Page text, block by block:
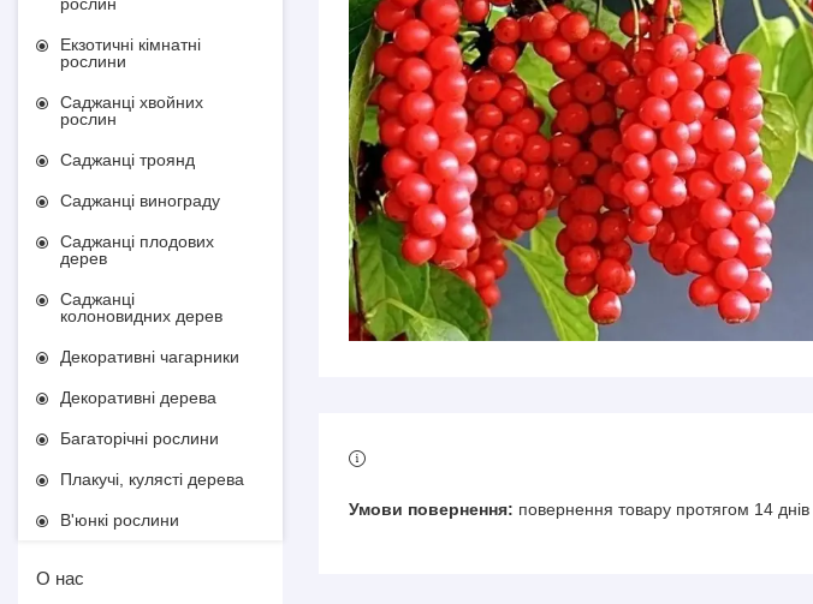
повернення товару протягом 14 днів
Екзотичні кімнатні
рослини
Саджанці хвойних
рослин
Саджанці троянд
Саджанці винограду
Саджанці плодових
дерев
Саджанці
колоновидних дерев
Декоративні чагарники
Декоративні дерева
Багаторічні рослини
Плакучі, кулясті дерева
В'юнкі рослини
О нас